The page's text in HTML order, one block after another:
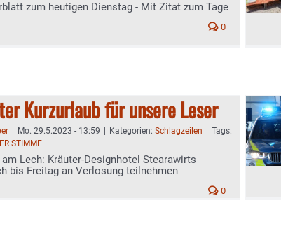
zum heutigen Dienstag - Mit Zitat zum Tage
0
Kurzurlaub für unsere Leser
Mo. 29.5.2023 - 13:59 Kategorien: Schlagzeilen
Tags:
STIMME
Lech: Kräuter-Designhotel Stearawirts
bis Freitag an Verlosung teilnehmen
0